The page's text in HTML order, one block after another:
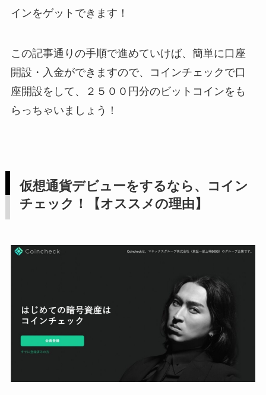
インをゲットできます！
この記事通りの手順で進めていけば、簡単に口座
開設・入金ができますので、コインチェックで口
座開設をして、２５００円分のビットコインをも
らっちゃいましょう！
仮想通貨デビューをするなら、コイン
チェック！【オススメの理由】